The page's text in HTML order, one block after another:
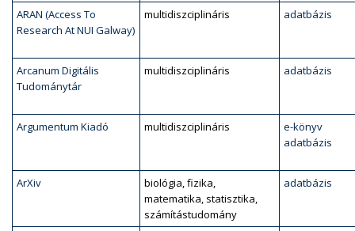
ARAN (Access To
Research At NUI Galway)
multidiszciplináris adatbázis
Arcanum Digitális
Tudománytár
multidiszciplináris adatbázis
Argumentum Kiadó multidiszciplináris
e-könyv
adatbázis
ArXiv
biológia, fizika,
matematika, statisztika,
számítástudomány
adatbázis